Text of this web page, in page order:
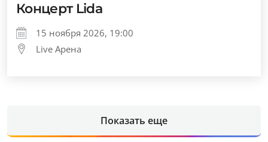
Концерт Lida
15 ноября 2026, 19:00
Live Арена
Показать еще